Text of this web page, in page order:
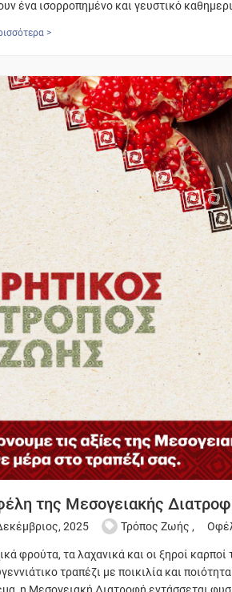
ένα ισορροπημένο και γευστικό
>
της Μεσογειακής
2025 Τρόπος Ζωής ,
φρούτα, τα λαχανικά και οι ξηροί
τραπέζι με ποικιλία και
η Μεσογειακή Διατροφή εντάσσεται